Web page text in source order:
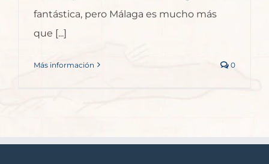
fantástica, pero Málaga es mucho más
que [...]
Más información 0